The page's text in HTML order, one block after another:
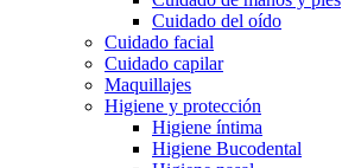
Cuidado del oído
Cuidado facial
Cuidado capilar
Maquillajes
Higiene y protección
Higiene íntima
Higiene Bucodental